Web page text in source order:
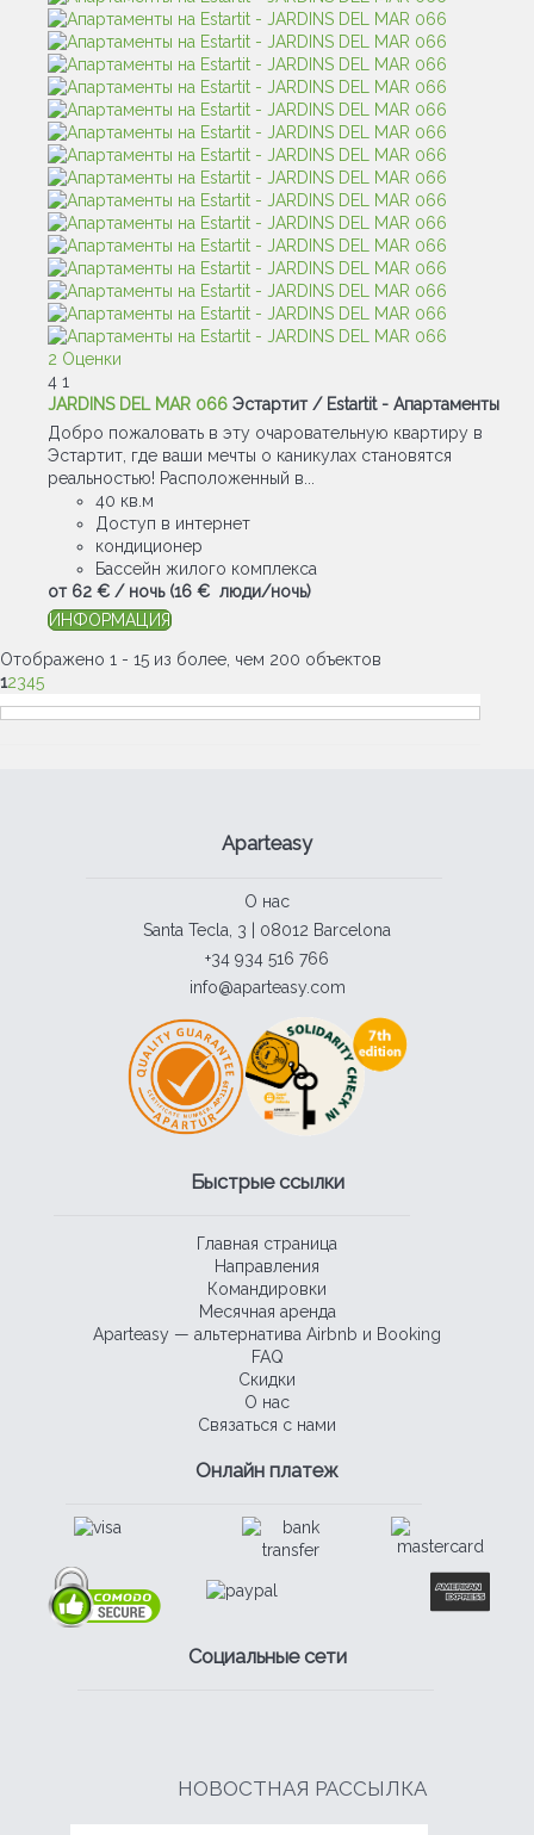
2 Оценки
4 1
JARDINS DEL MAR 066 Эстартит / Estartit - Апартаменты
Добро пожаловать в эту очаровательную квартиру в
Эстартит, где ваши мечты о каникулах становятся
реальностью! Расположенный в...
40 кв.м
Доступ в интернет
кондиционер
Бассейн жилого комплекса
от 62 € / ночь (16 € люди/ночь)
ИНФОРМАЦИЯ
Отображено 1 - 15 из более, чем 200 объектов
12345
Aparteasy
О нас
Santa Tecla, 3 | 08012 Barcelona
+34 934 516 766
info@aparteasy.com
Быстрые ссылки
Главная страница
Направления
Командировки
Месячная аренда
Aparteasy — альтернатива Airbnb и Booking
FAQ
Скидки
О нас
Связаться с нами
Онлайн платеж
Социальные сети
НОВОСТНАЯ РАССЫЛКА